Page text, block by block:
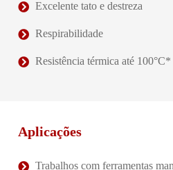
Excelente tato e destreza
Respirabilidade
Resistência térmica até 100°C*
Aplicações
Trabalhos com ferramentas